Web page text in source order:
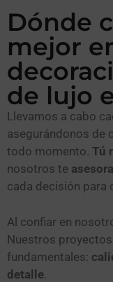
Dónde
mejor
de lujo
Llevamos a cabo
asegurándonos de
todo momento. Tú
nosotros te
cada decisión para
Al confiar en
Nuestros
fundamentales:
detalle.